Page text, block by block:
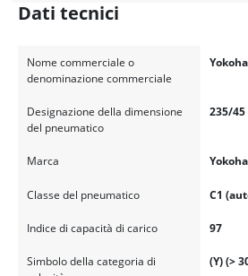
Dati tecnici
Nome commerciale o
denominazione commerciale
Designazione della dimensione
del pneumatico
235/45
Marca
Classe del pneumatico C1
Indice di capacità di carico 97
Simbolo della categoria di
(Y) (>